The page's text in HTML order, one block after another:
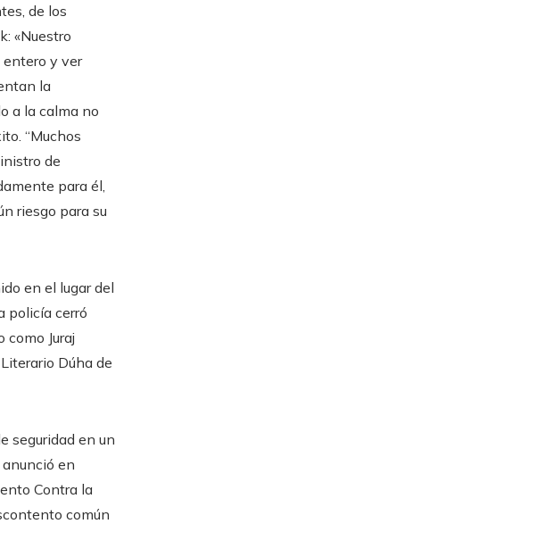
de los
«Nuestro
entero y ver
la
a la calma no
“Muchos
de
para él,
riesgo para su
en el lugar del
policía cerró
Juraj
Dúha de
seguridad en un
en
Contra la
común